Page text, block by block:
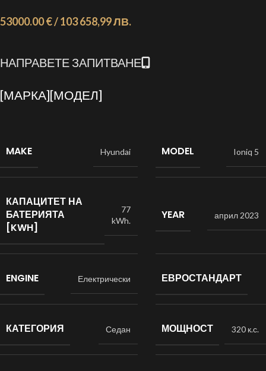
53000.00 € / 103 658,99 ЛВ.
НАПРАВЕТЕ ЗАПИТВАНЕ
[МАРКА][МОДЕЛ]
MAKE Hyundai MODEL Ioniq 5
КАПАЦИТЕТ НА
БАТЕРИЯТА
[KWH]
77
kWh.
YEAR април 2023
ENGINE Електрически ЕВРОСТАНДАРТ
КАТЕГОРИЯ Седан МОЩНОСТ 320 к.с.